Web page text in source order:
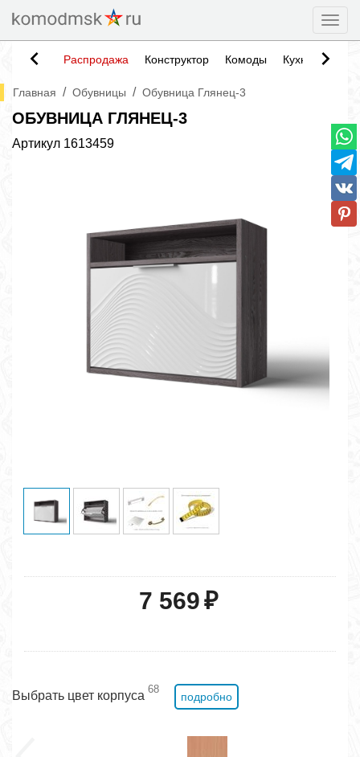
Распродажа Конструктор Комоды Кухни
Главная / Обувницы / Обувница Глянец-3
ОБУВНИЦА ГЛЯНЕЦ-3
Артикул 1613459
7 569₽
Выбрать цвет корпуса 68
подробно